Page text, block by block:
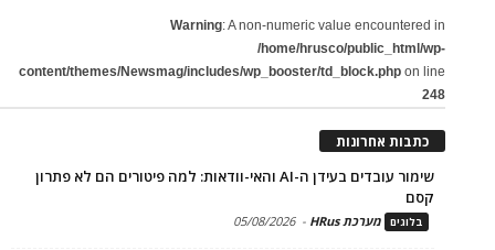
Warning: A non-numeric value encountered in
/home/hrusco/public_html/wp-
content/themes/Newsmag/includes/wp_booster/td_block.php on line
248
כתבות אחרונות
שימור עובדים בעידן ה-AI והאי-וודאות: למה פיטורים הם לא פתרון
קסם
בלוגים מערכת HRus -
05/08/2026